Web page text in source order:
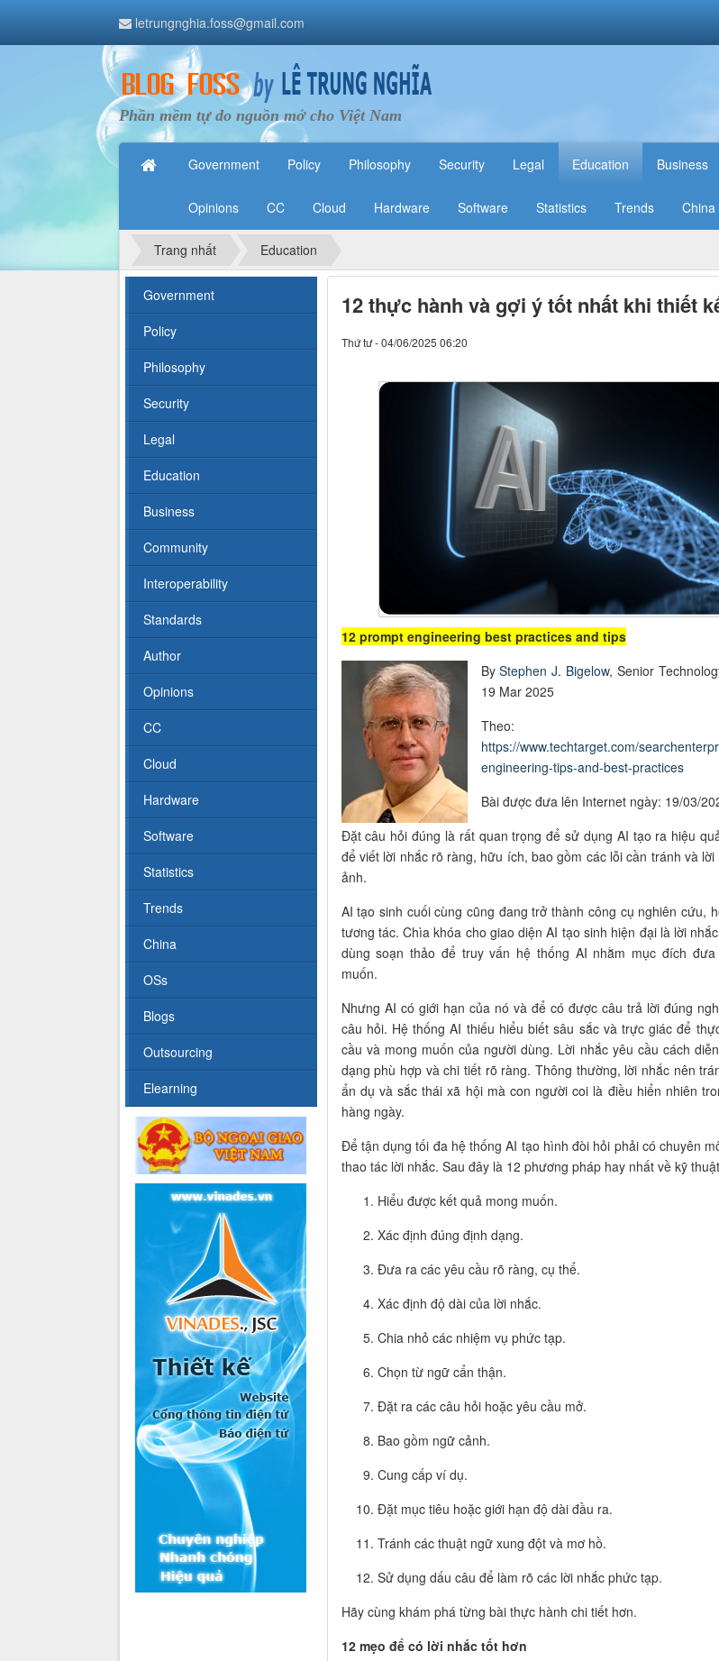
letrungnghia.foss@gmail.com
Phần mềm tự do nguồn mở cho Việt Nam
Government Policy Philosophy Security Legal Education Business
Opinions CC Cloud Hardware Software Statistics Trends China
Trang nhất Education
12 thực hành và gợi ý tốt nhất khi thiết
Thứ tư - 04/06/2025 06:20
12 prompt engineering best practices and tips
ByStephen J. Bigelow, Senior
19 Mar 2025
Theo:
https://www.techtarget.com/
engineering-tips-and-best-practices
Bài được đưa lên Internet ngày: 19/03/
Đặt câu hỏi đúng là rất quan trọng để sử dụng AI tạo ra hiệu
để viết lời nhắc rõ ràng, hữu ích, bao gồm các lỗi cần tránh và
ảnh.
AI tạo sinh cuối cùng cũng đang trở thành công cụ nghiên cứu,
tương tác. Chìa khóa cho giao diện AI tạo sinh hiện đại là lời
dùng soạn thảo để truy vấn hệ thống AI nhằm mục đích
muốn.
Nhưng AI có giới hạn của nó và để có được câu trả lời đúng
câu hỏi. Hệ thống AI thiếu hiểu biết sâu sắc và trực giác để
cầu và mong muốn của người dùng. Lời nhắc yêu cầu cách
dạng phù hợp và chi tiết rõ ràng. Thông thường, lời nhắc nên
ẩn dụ và sắc thái xã hội mà con người coi là điều hiển nhiên
hàng ngày.
Để tận dụng tối đa hệ thống AI tạo hình đòi hỏi phải có chuyên
thao tác lời nhắc. Sau đây là 12 phương pháp hay nhất về kỹ
Hiểu được kết quả mong muốn.
Xác định đúng định dạng.
Đưa ra các yêu cầu rõ ràng, cụ thể.
Xác định độ dài của lời nhắc.
Chia nhỏ các nhiệm vụ phức tạp.
Chọn từ ngữ cẩn thận.
Đặt ra các câu hỏi hoặc yêu cầu mở.
Bao gồm ngữ cảnh.
Cung cấp ví dụ.
Đặt mục tiêu hoặc giới hạn độ dài đầu ra.
Tránh các thuật ngữ xung đột và mơ hồ.
Sử dụng dấu câu để làm rõ các lời nhắc phức tạp.
Hãy cùng khám phá từng bài thực hành chi tiết hơn.
12 mẹo để có lời nhắc tốt hơn
Government
Policy
Philosophy
Security
Legal
Education
Business
Community
Interoperability
Standards
Author
Opinions
CC
Cloud
Hardware
Software
Statistics
Trends
China
OSs
Blogs
Outsourcing
Elearning